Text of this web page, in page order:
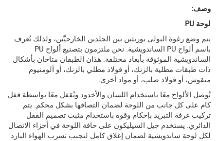
البولي يوريثين بين الجلدين الخارجيَّين، ولذلك تُعرف
باسم ألواح PU الساندويشية. نحن ملتزمون بتصنيع ألواح PU
الموثوقة بأبعاد مختلفة. هذان الطبقان متاحان بأشكال
بالزنك، أو فولاذ مطلي بالزنك، أو ألومنيوم
فولاذ صلب، أو مواد أخرى.
معًا باستخدام اللسان والأخدود وتُقفل معًا بواسطة قفل
جانب من اللوحة لضمان التصاقها بشكل محكم. يتم
التبريد بإحكام وقوة باستخدام مثبت تصميم القفل
جيل السيليكون على حافة اللوحة في أجزاء الاتصال
لضمان إغلاق كامل لتجنب تسرب الهواء البارد